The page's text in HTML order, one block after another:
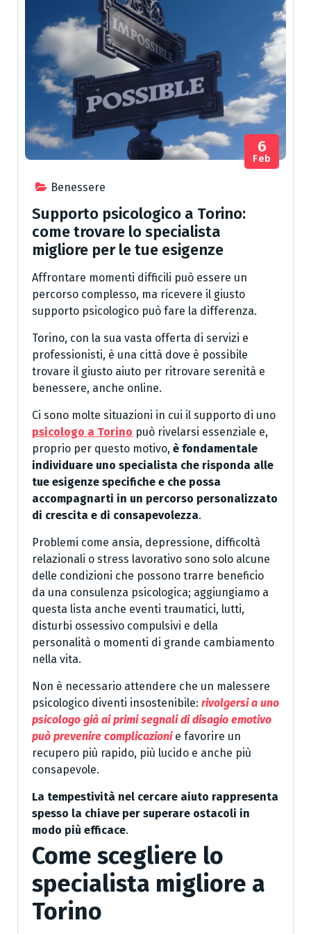
Benessere
6
Feb
Supporto psicologico a Torino:
come trovare lo specialista
migliore per le tue esigenze
Affrontare momenti difficili può essere un
percorso complesso, ma ricevere il giusto
supporto psicologico può fare la differenza.
Torino, con la sua vasta offerta di servizi e
professionisti, è una città dove è possibile
trovare il giusto aiuto per ritrovare serenità e
benessere, anche online.
Ci sono molte situazioni in cui il supporto di uno
psicologo a Torino può rivelarsi essenziale e,
proprio per questo motivo, è fondamentale
individuare uno specialista che risponda alle
tue esigenze specifiche e che possa
accompagnarti in un percorso personalizzato
di crescita e di consapevolezza.
Problemi come ansia, depressione, difficoltà
relazionali o stress lavorativo sono solo alcune
delle condizioni che possono trarre beneficio
da una consulenza psicologica; aggiungiamo a
questa lista anche eventi traumatici, lutti,
disturbi ossessivo compulsivi e della
personalità o momenti di grande cambiamento
nella vita.
Non è necessario attendere che un malessere
psicologico diventi insostenibile: rivolgersi a uno
psicologo già ai primi segnali di disagio emotivo
può prevenire complicazionie favorire un
recupero più rapido, più lucido e anche più
consapevole.
La tempestività nel cercare aiuto rappresenta
spesso la chiave per superare ostacoli in
modo più efficace.
Come scegliere lo
specialista migliore a
Torino